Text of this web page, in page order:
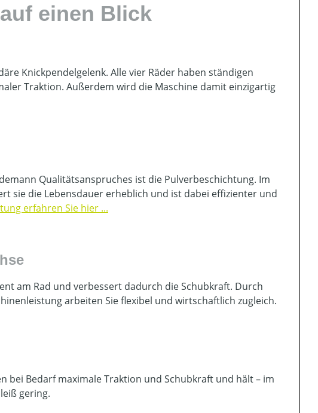
einen Blick
Knickpendelgelenk. Alle vier Räder haben ständigen
Traktion. Außerdem wird die Maschine damit einzigartig
Qualitätsanspruches ist die Pulverbeschichtung. Im
sie die Lebensdauer erheblich und ist dabei effizienter und
erfahren Sie hier ...
am Rad und verbessert dadurch die Schubkraft. Durch
arbeiten Sie flexibel und wirtschaftlich zugleich.
bei Bedarf maximale Traktion und Schubkraft und hält – im
gering.